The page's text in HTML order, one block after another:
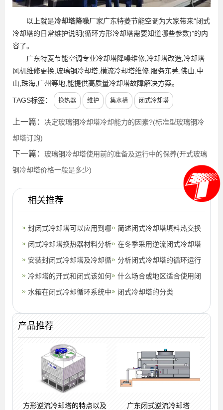
以上就是冷却塔降噪厂家广东特菱节能空调为大家带来“闭式
冷却塔的日常维护说明(循环方形冷却塔需要知道哪些参数)”的内
容了。
广东特菱节能空调专业冷却塔降噪维修,冷却塔改造,冷却塔
风机维修更换,玻璃钢冷却塔,横流冷却塔维修,服务东莞,佛山,中
山,珠海,广州等地,能提供高质量冷却塔故障解决方案。
TAGS标签： 换热器 维护 集水槽 闭式冷却塔
上一篇： 决定玻璃钢冷却塔冷却能力的因素?(标准型玻璃钢冷
却塔订购)
下一篇： 玻璃钢冷却塔使用前的准备及运行中的保养(开式玻璃
钢冷却塔价格一般是多少)
相关推荐
封闭式冷却塔可以应用到哪
些地方？(封闭式冷却塔效
果)
简述闭式冷却塔填料热交换
层的特点(闭式冷却塔的补
水率)
闭式冷却塔换热器材料分析
(闭式冷却塔换热器清洗)
在冬季采用逆流闭式冷却塔
时应注意的问题(200t逆流
闭式冷却
安装封闭式冷却塔及冷却循
环水管理方法(逆流闭式冷
却塔安装
分析闭式冷却塔的循环运行
有几种方法(闭式冷却塔循
环供水系
冷却塔的开式和闭式该如何
选择？(冷却塔的开式和闭
什么场合或地区适合使用闭
式冷却塔？(闭式冷却塔哪
水箱在闭式冷却循环系统中
要循环水
闭式冷却塔的分类
产品推荐
方形逆流冷却塔的特点以及 广东闭式逆流冷却塔